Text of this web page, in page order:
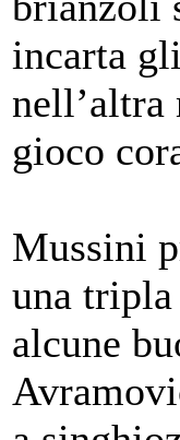
incarta
nell’altra
gioco
Mussini
una
alcune